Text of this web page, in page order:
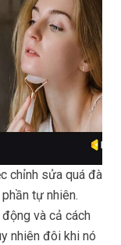
chỉnh sửa quá đà
tự nhiên.
và cả cách
nhiên đôi khi nó